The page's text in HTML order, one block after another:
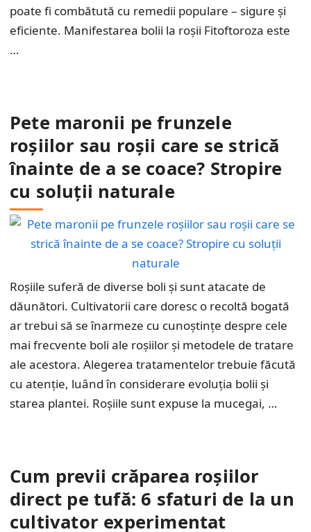
poate fi combătută cu remedii populare – sigure și
eficiente. Manifestarea bolii la roșii Fitoftoroza este
…
Pete maronii pe frunzele
roșiilor sau roșii care se strică
înainte de a se coace? Stropire
cu soluții naturale
Roșiile suferă de diverse boli și sunt atacate de
dăunători. Cultivatorii care doresc o recoltă bogată
ar trebui să se înarmeze cu cunoștințe despre cele
mai frecvente boli ale roșiilor și metodele de tratare
ale acestora. Alegerea tratamentelor trebuie făcută
cu atenție, luând în considerare evoluția bolii și
starea plantei. Roșiile sunt expuse la mucegai, …
Cum previi crăparea roșiilor
direct pe tufă: 6 sfaturi de la un
cultivator experimentat